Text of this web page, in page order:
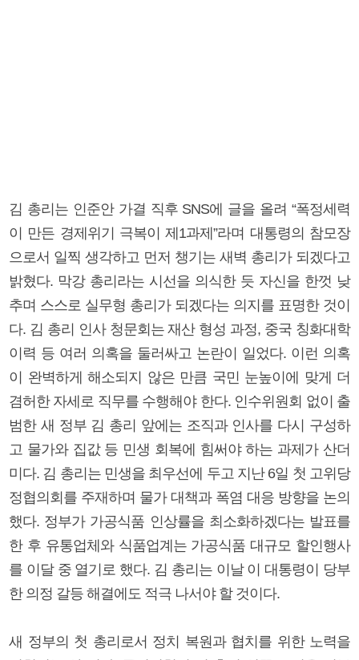
김 총리는 인준안 가결 직후 SNS에 글을 올려 “폭정세력
이 만든 경제위기 극복이 제1과제”라며 대통령의 참모장
으로서 일찍 생각하고 먼저 챙기는 새벽 총리가 되겠다고
밝혔다. 막강 총리라는 시선을 의식한 듯 자신을 한껏 낮
추며 스스로 실무형 총리가 되겠다는 의지를 표명한 것이
다. 김 총리 인사 청문회는 재산 형성 과정, 중국 칭화대학
이력 등 여러 의혹을 둘러싸고 논란이 일었다. 이런 의혹
이 완벽하게 해소되지 않은 만큼 국민 눈높이에 맞게 더
겸허한 자세로 직무를 수행해야 한다. 인수위원회 없이 출
범한 새 정부 김 총리 앞에는 조직과 인사를 다시 구성하
고 물가와 집값 등 민생 회복에 힘써야 하는 과제가 산더
미다. 김 총리는 민생을 최우선에 두고 지난 6일 첫 고위당
정협의회를 주재하며 물가 대책과 폭염 대응 방향을 논의
했다. 정부가 가공식품 인상률을 최소화하겠다는 발표를
한 후 유통업체와 식품업계는 가공식품 대규모 할인행사
를 이달 중 열기로 했다. 김 총리는 이날 이 대통령이 당부
한 의정 갈등 해결에도 적극 나서야 할 것이다.
새 정부의 첫 총리로서 정치 복원과 협치를 위한 노력을